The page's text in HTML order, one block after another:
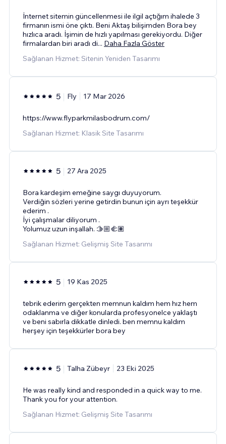
İnternet sitemin güncellenmesi ile ilgil açtığım ihalede 3
firmanın ismi öne çıktı. Beni Aktaş bilişimden Bora bey
hızlıca aradı. İşimin de hızlı yapılması gerekiyordu. Diğer
firmalardan biri aradı di... Daha Fazla Göster
Sağlanan Hizmet: Sitenin Yeniden Tasarımı
5 Fly 17 Mar 2026
https://www.flyparkmilasbodrum.com/
Sağlanan Hizmet: Klasik Site Tasarımı
5 27 Ara 2025
Bora kardeşim emeğine saygı duyuyorum.
Verdiğin sözleri yerine getirdin bunun için ayrı teşekkür
ederim .
İyi çalışmalar diliyorum .
Yolumuz uzun inşallah. 🫱🏼‍🫲🏽
Sağlanan Hizmet: Gelişmiş Site Tasarımı
5 19 Kas 2025
tebrik ederim gerçekten memnun kaldım hem hız hem
odaklanma ve diğer konularda profesyonelce yaklaştı
ve beni sabırla dikkatle dinledi. ben memnu kaldım
herşey için teşekkürler bora bey
5 Talha Zübeyr 23 Eki 2025
He was really kind and responded in a quick way to me.
Thank you for your attention.
Sağlanan Hizmet: Gelişmiş Site Tasarımı